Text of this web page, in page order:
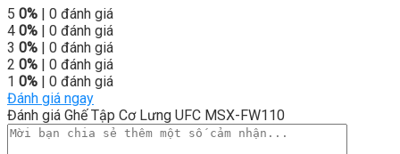
5 0% | 0 đánh giá
4 0% | 0 đánh giá
3 0% | 0 đánh giá
2 0% | 0 đánh giá
1 0% | 0 đánh giá
Đánh giá ngay
Đánh giá Ghế Tập Cơ Lưng UFC MSX-FW110